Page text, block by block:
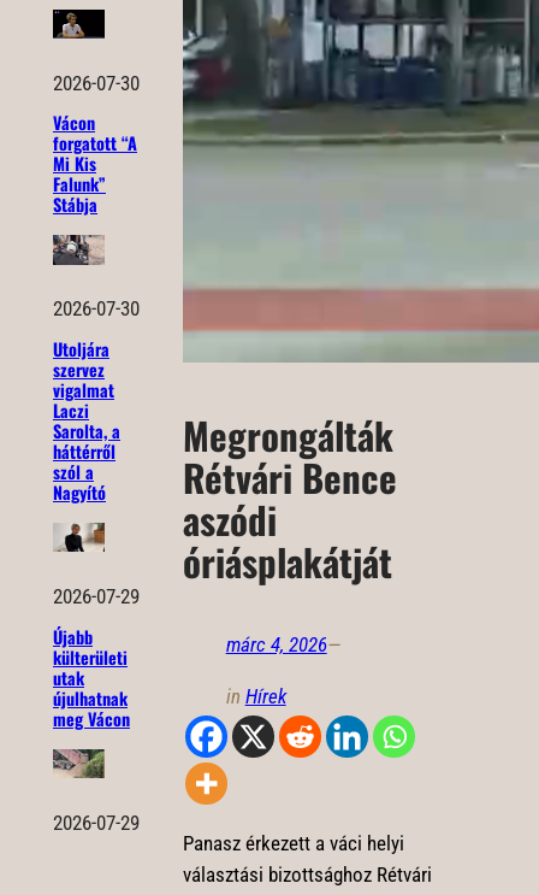
2026-07-30
Vácon
forgatott “A
Mi Kis
Falunk”
Stábja
2026-07-30
Utoljára
szervez
vigalmat
Laczi
Sarolta, a
háttérről
szól a
Nagyító
2026-07-29
Újabb
külterületi
utak
újulhatnak
meg Vácon
2026-07-29
Megrongálták
Rétvári Bence
aszódi
óriásplakátját
márc 4, 2026—
in Hírek
Panasz érkezett a váci helyi
választási bizottsághoz Rétvári